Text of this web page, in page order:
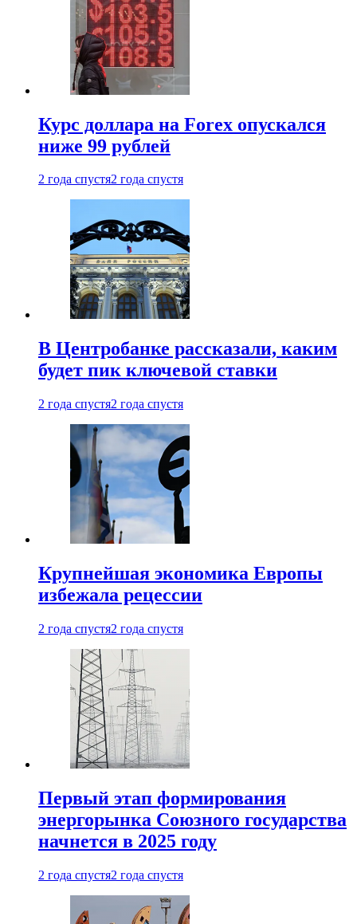
Курс доллара на Forex опускался
ниже 99 рублей
2 года спустя2 года спустя
В Центробанке рассказали, каким
будет пик ключевой ставки
2 года спустя2 года спустя
Крупнейшая экономика Европы
избежала рецессии
2 года спустя2 года спустя
Первый этап формирования
энергорынка Союзного государства
начнется в 2025 году
2 года спустя2 года спустя